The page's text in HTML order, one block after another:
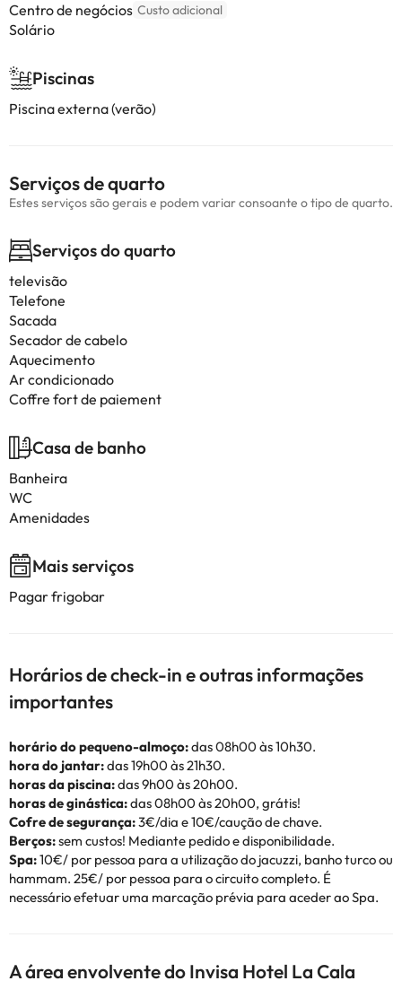
Centro de negócios Custo adicional
Solário
Piscinas
Piscina externa (verão)
Serviços de quarto
Estes serviços são gerais e podem variar consoante o tipo de quarto.
Serviços do quarto
televisão
Telefone
Sacada
Secador de cabelo
Aquecimento
Ar condicionado
Coffre fort de paiement
Casa de banho
Banheira
WC
Amenidades
Mais serviços
Pagar frigobar
Horários de check-in e outras informações
importantes
horário do pequeno-almoço:das 08h00 às 10h30.
hora do jantar:das 19h00 às 21h30.
horas da piscina:das 9h00 às 20h00.
horas de ginástica:das 08h00 às 20h00, grátis!
Cofre de segurança:3€/dia e 10€/caução de chave.
Berços:sem custos! Mediante pedido e disponibilidade.
Spa:10€/ por pessoa para a utilização do jacuzzi, banho turco ou
hammam. 25€/ por pessoa para o circuito completo. É
necessário efetuar uma marcação prévia para aceder ao Spa.
A área envolvente do Invisa Hotel La Cala